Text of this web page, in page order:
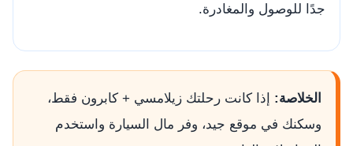
جدًا للوصول والمغادرة.
الخلاصة: إذا كانت رحلتك زيلامسي + كابرون فقط،
وسكنك في موقع جيد، وفر مال السيارة واستخدم